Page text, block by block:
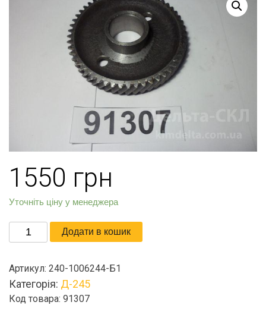
1550 грн
Уточніть ціну у менеджера
Шестерня
промежуточная
Додати в кошик
Артикул: 240-1006244-Б1
Категорія: Д-245
Код товара: 91307